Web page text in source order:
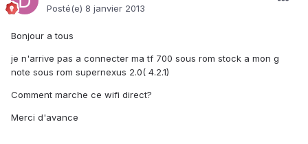
Posté(e) 8 janvier 2013
Bonjour a tous
je n'arrive pas a connecter ma tf 700 sous rom stock a mon g
note sous rom supernexus 2.0( 4.2.1)
Comment marche ce wifi direct?
Merci d'avance